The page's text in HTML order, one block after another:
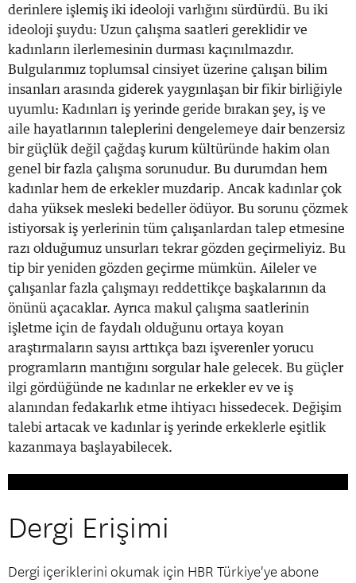
Dergi Erişimi
Dergi içeriklerini okumak için HBR Türkiye'ye abone